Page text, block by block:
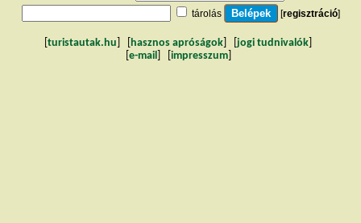
tárolás
[regisztráció]
turistautak.hu hasznos apróságok jogi tudnivalók
e-mail impresszum]